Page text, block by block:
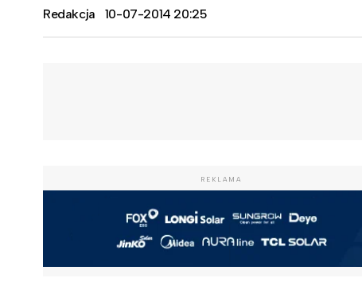
Redakcja 10-07-2014 20:25
REKLAMA